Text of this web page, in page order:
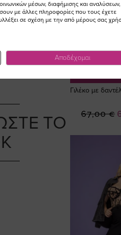
ΤΟ
Γιλέκο με
67,00 €
μέσων, διαφήμισης και αναλύσεων,
με άλλες πληροφορίες που τους έχετε
σε σχέση με την από μέρους σας
Αποδέχομαι